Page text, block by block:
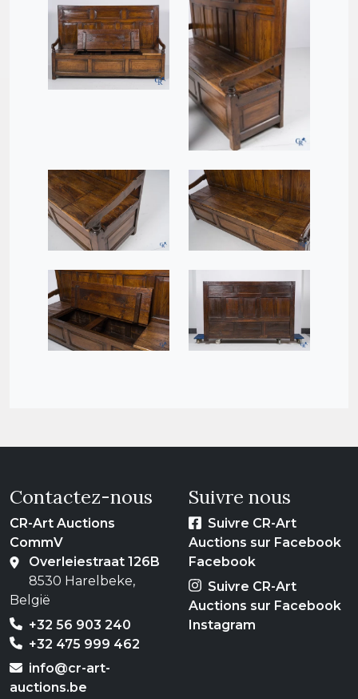
Contactez-nous
CR-Art Auctions
CommV
Overleiestraat 126B
8530 Harelbeke,
België
+32 56 903 240
+32 475 999 462
info@cr-art-
auctions.be
Suivre nous
Suivre CR-Art
Auctions sur Facebook
Facebook
Suivre CR-Art
Auctions sur Facebook
Instagram